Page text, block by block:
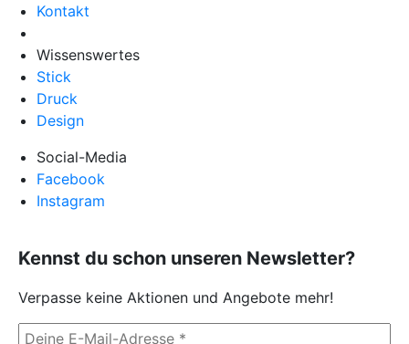
Kontakt
Wissenswertes
Stick
Druck
Design
Social-Media
Facebook
Instagram
Kennst du schon unseren Newsletter?
Verpasse keine Aktionen und Angebote mehr!